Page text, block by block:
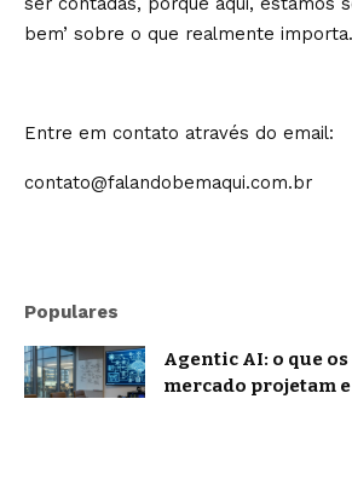
bem’ sobre o que realmente importa.
Entre em contato através do email:
contato@falandobemaqui.com.br
Populares
Agentic AI: o que
mercado projetam